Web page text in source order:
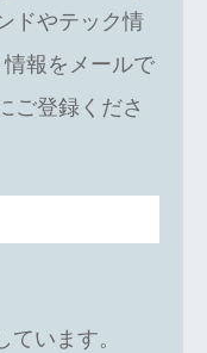
ドやテック情
報をメールで
ご登録くださ
います。